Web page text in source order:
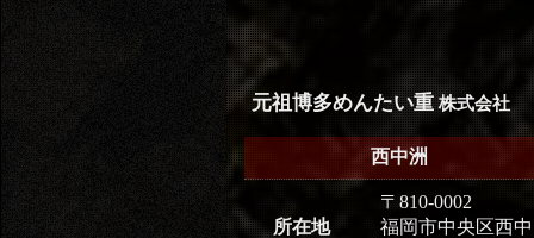
元祖博多めんたい重株式会社
西中洲
所在地
〒810-0002
福岡市中央区西中